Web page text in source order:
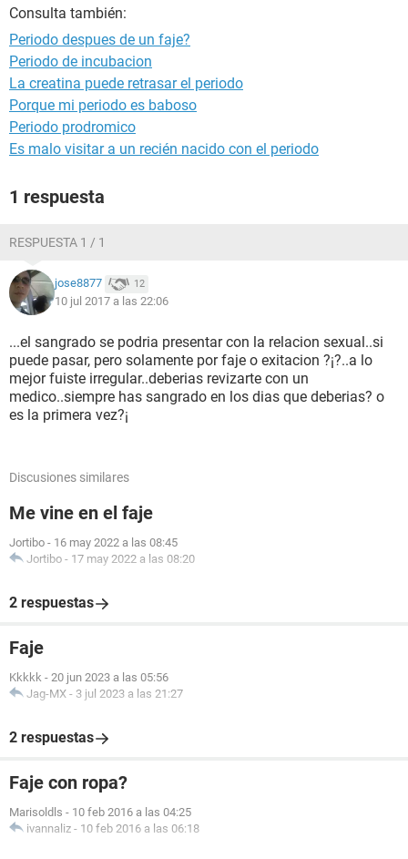
Consulta también:
Periodo despues de un faje?
Periodo de incubacion
La creatina puede retrasar el periodo
Porque mi periodo es baboso
Periodo prodromico
Es malo visitar a un recién nacido con el periodo
1 respuesta
RESPUESTA 1 / 1
jose8877 12
10 jul 2017 a las 22:06
...el sangrado se podria presentar con la relacion sexual..si
puede pasar, pero solamente por faje o exitacion ?¡?..a lo
mejor fuiste irregular..deberias revizarte con un
medico..siempre has sangrado en los dias que deberias? o
es la primera vez?¡
Discusiones similares
Me vine en el faje
Jortibo - 16 may 2022 a las 08:45
Jortibo - 17 may 2022 a las 08:20
2 respuestas
Faje
Kkkkk - 20 jun 2023 a las 05:56
Jag-MX - 3 jul 2023 a las 21:27
2 respuestas
Faje con ropa?
Marisoldls - 10 feb 2016 a las 04:25
ivannaliz - 10 feb 2016 a las 06:18